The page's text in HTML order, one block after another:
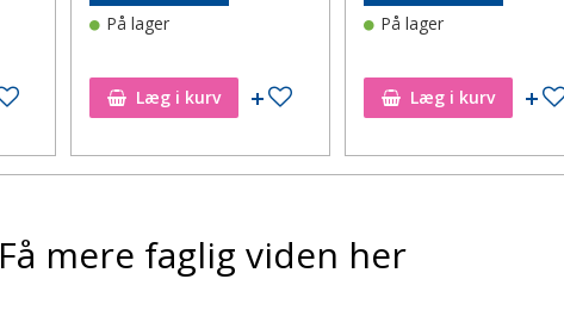
Tilføj til ønskeseddel
På lager
Læg i kurv Tilføj til ønskeseddel
På lager
Læg i kurv
Få mere faglig viden her